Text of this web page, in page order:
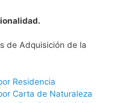
de Adquisición de la
Residencia
Carta de Naturaleza